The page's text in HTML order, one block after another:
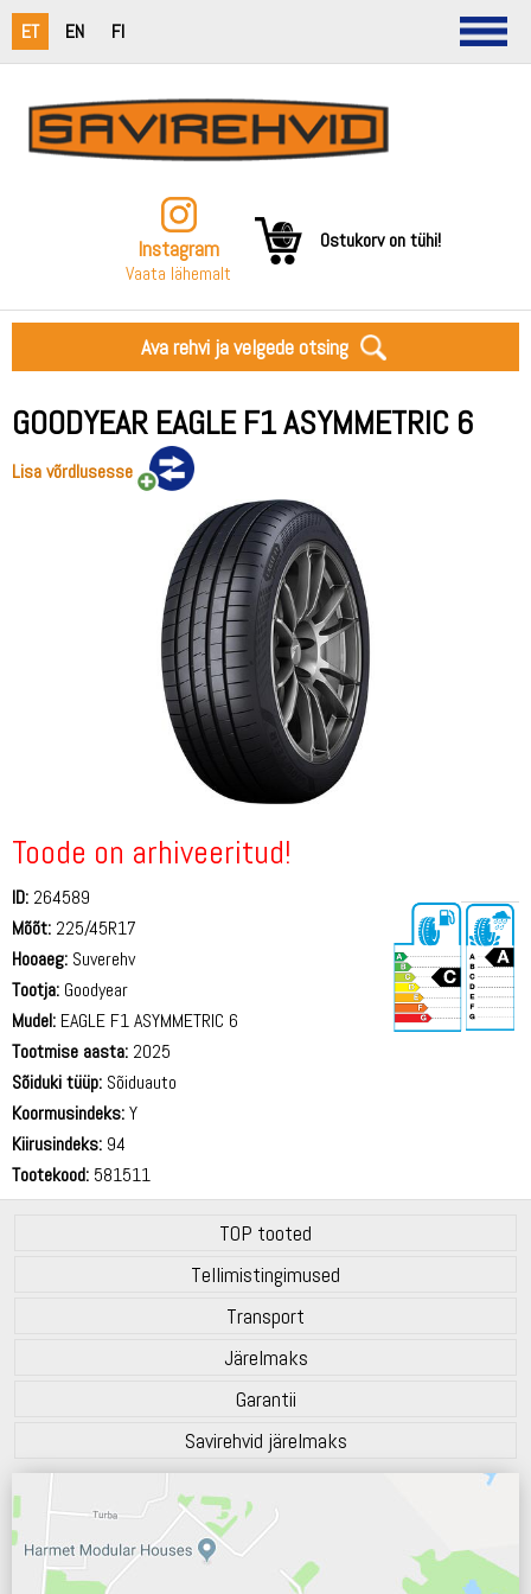
ET EN FI
Instagram
Vaata lähemalt
Ostukorv on tühi!
Ava rehvi ja velgede otsing
GOODYEAR EAGLE F1 ASYMMETRIC 6
Lisa võrdlusesse
Toode on arhiveeritud!
ID: 264589
Mõõt: 225/45R17
Hooaeg: Suverehv
Tootja: Goodyear
Mudel: EAGLE F1 ASYMMETRIC 6
Tootmise aasta: 2025
Sõiduki tüüp: Sõiduauto
Koormusindeks:Y
Kiirusindeks: 94
Tootekood: 581511
TOP tooted
Tellimistingimused
Transport
Järelmaks
Garantii
Savirehvid järelmaks